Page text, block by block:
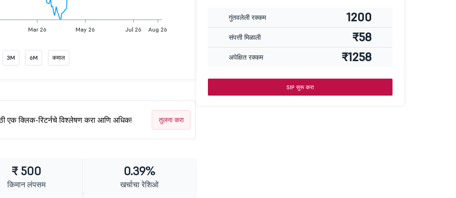
Mar 26 May 26 Jul 26 Aug 26
3M 6M कमाल
एक क्लिक-रिटर्नचे विश्लेषण करा आणि अधिक! तुलना करा
₹ 500
किमान लंपसम
0.39%
खर्चाचा रेशिओ
गुंतवलेली रक्कम 1200
संपत्ती मिळाली ₹58
अपेक्षित रक्कम ₹1258
SIP सुरू करा